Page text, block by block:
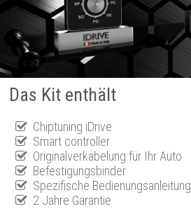
Das Kit enthält
Chiptuning iDrive
Smart controller
Originalverkabelung für Ihr Auto
Befestigungsbinder
Spezifische Bedienungsanleitung
2 Jahre Garantie